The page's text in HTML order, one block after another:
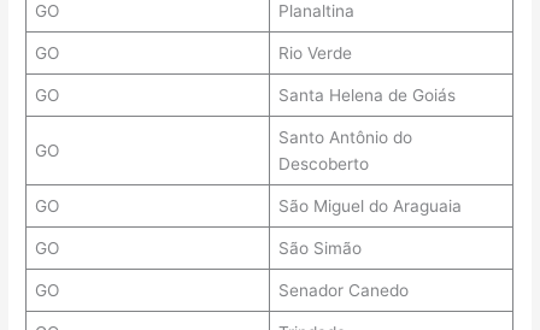
GO Planaltina
GO Rio Verde
GO Santa Helena de Goiás
GO
Santo Antônio do
Descoberto
GO São Miguel do Araguaia
GO São Simão
GO Senador Canedo